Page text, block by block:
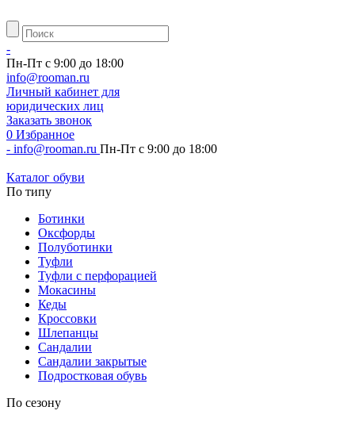
-
Пн-Пт с 9:00 до 18:00
info@rooman.ru
Личный кабинет для
юридических лиц
Заказать звонок
0 Избранное
- info@rooman.ru Пн-Пт с 9:00 до 18:00
Каталог обуви
По типу
Ботинки
Оксфорды
Полуботинки
Туфли
Туфли с перфорацией
Мокасины
Кеды
Кроссовки
Шлепанцы
Сандалии
Сандалии закрытые
Подростковая обувь
По сезону